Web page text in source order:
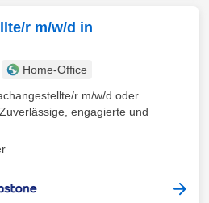
r m/w/d in
Home-Office
r m/w/d oder
engagierte und